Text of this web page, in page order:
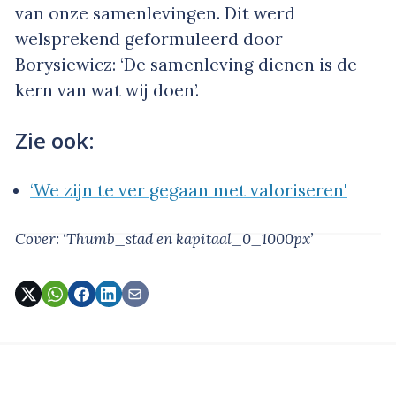
van onze samenlevingen. Dit werd
welsprekend geformuleerd door
Borysiewicz: ‘De samenleving dienen is de
kern van wat wij doen’.
Zie ook:
‘We zijn te ver gegaan met valoriseren'
Cover: ‘Thumb_stad en kapitaal_0_1000px’